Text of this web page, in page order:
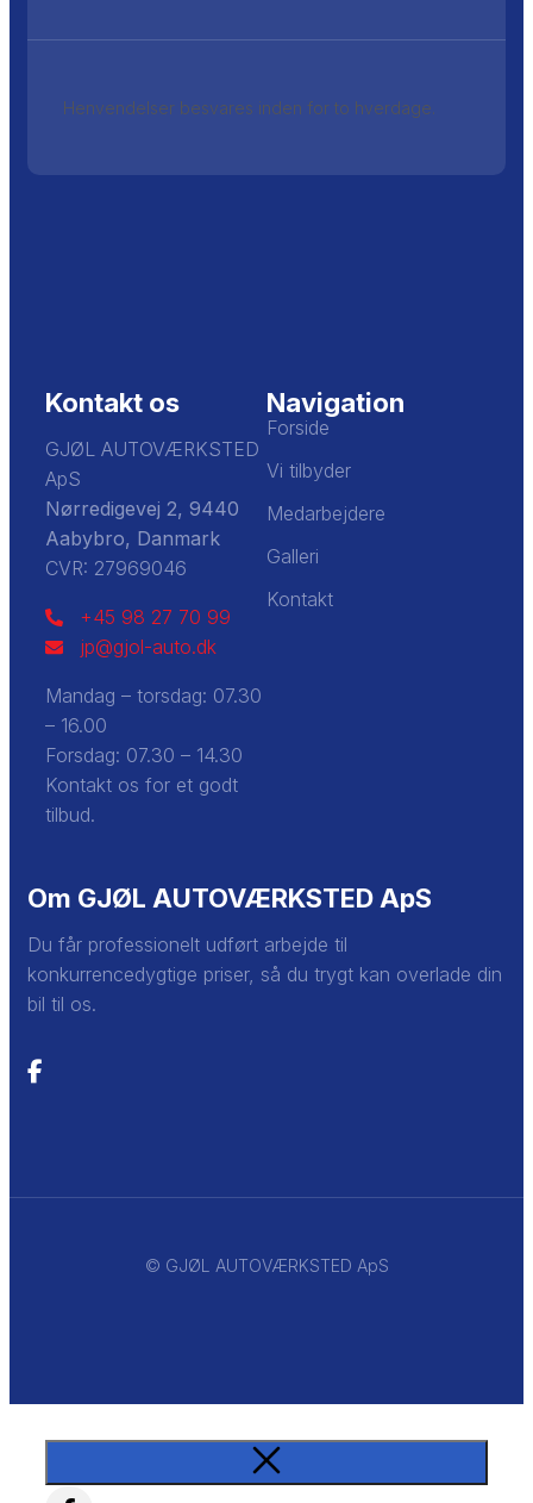
Henvendelser besvares inden for to hverdage.
Om GJØL AUTOVÆRKSTED ApS
Du får professionelt udført arbejde til
konkurrencedygtige priser, så du trygt kan overlade din
bil til os.
Navigation
Forside
Vi tilbyder
Medarbejdere
Galleri
Kontakt
Kontakt os
GJØL AUTOVÆRKSTED
ApS
Nørredigevej 2, 9440
Aabybro, Danmark
CVR: 27969046
+45 98 27 70 99
jp@gjol-auto.dk
Mandag – torsdag: 07.30
– 16.00
Forsdag: 07.30 – 14.30
Kontakt os for et godt
tilbud.
© GJØL AUTOVÆRKSTED ApS